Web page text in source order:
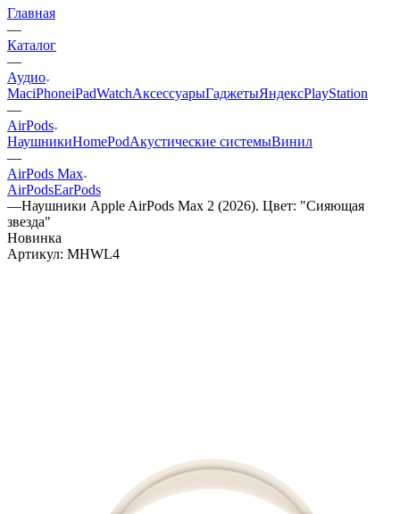
Главная
—
Каталог
—
Аудио
MaciPhoneiPadWatchАксессуарыГаджетыЯндексPlayStation
—
AirPods
НаушникиHomePodАкустические системыВинил
—
AirPods Max
AirPodsEarPods
—Наушники Apple AirPods Max 2 (2026). Цвет: "Сияющая
звезда"
Новинка
Артикул: MHWL4